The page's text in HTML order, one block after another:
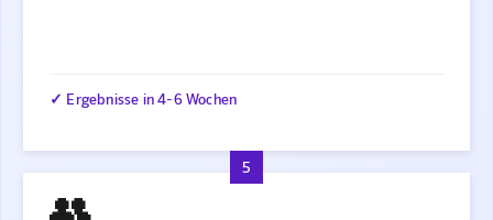
✓ Ergebnisse in 4-6 Wochen
5
👥